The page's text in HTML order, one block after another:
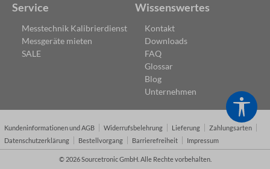
Service
Messtechnik Kalibrierdienst
Messgeräte mieten
SALE
Wissenswertes
Kontakt
Downloads
FAQ
Glossar
Blog
Unternehmen
Kundeninformationen und AGB Widerrufsbelehrung Lieferung
Zahlungsarten
Datenschutzerklärung
Bestellvorgang Barrierefreiheit Impressum
© 2026 Sourcetronic GmbH. Alle Rechte vorbehalten.